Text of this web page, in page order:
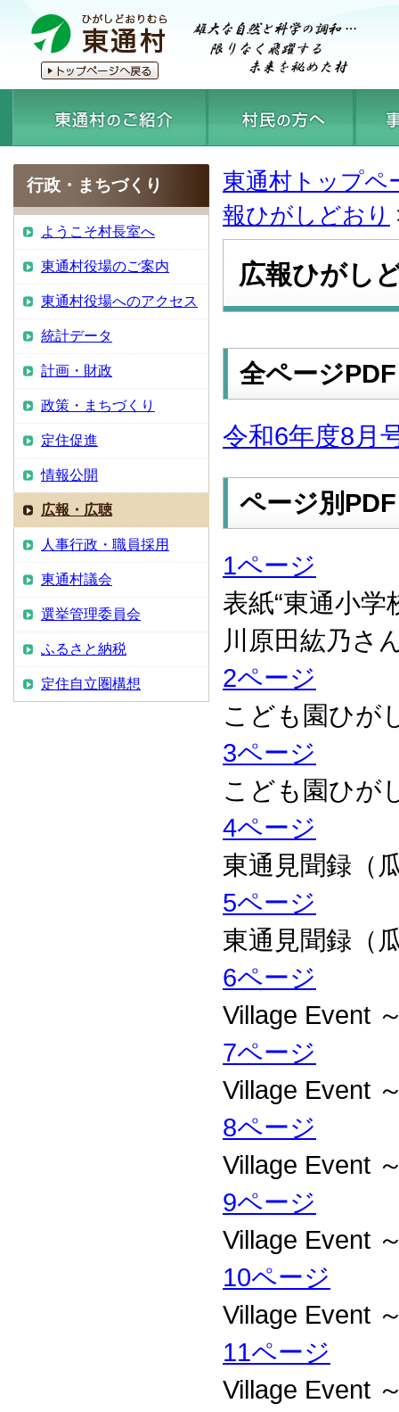
東通村トップペ
報ひがしどおり
広報ひがし
全ページPDF
令和6年度8月
ページ別PDF
1ページ
表紙“東通小
川原田紘乃さ
2ページ
こども園ひが
3ページ
こども園ひが
4ページ
東通見聞録（
5ページ
東通見聞録（
6ページ
Village Event
7ページ
Village Event
8ページ
Village Event
9ページ
Village Event
10ページ
Village Event
11ページ
Village Event
行政・まちづくり
ようこそ村長室へ
東通村役場のご案内
東通村役場へのアクセス
統計データ
計画・財政
政策・まちづくり
定住促進
情報公開
広報・広聴
人事行政・職員採用
東通村議会
選挙管理委員会
ふるさと納税
定住自立圏構想